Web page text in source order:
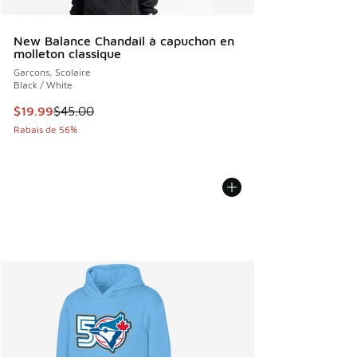
New Balance Chandail à capuchon en
molleton classique
Garçons, Scolaire
Black / White
Cet article est en solde. Le prix est passé de $45.00 à
$19.99$45.00
Rabais de 56%